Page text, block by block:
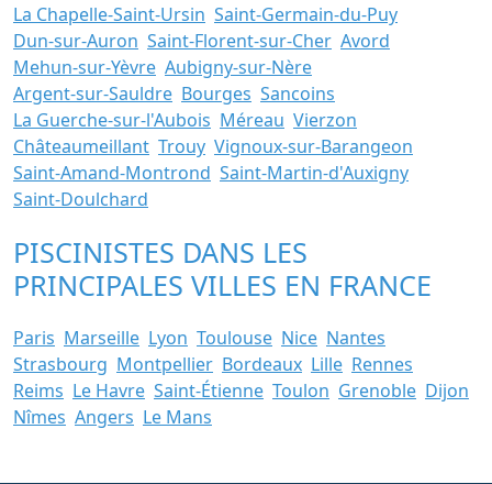
La Chapelle-Saint-Ursin Saint-Germain-du-Puy
Dun-sur-Auron Saint-Florent-sur-Cher Avord
Mehun-sur-Yèvre Aubigny-sur-Nère
Argent-sur-Sauldre Bourges Sancoins
La Guerche-sur-l'Aubois Méreau Vierzon
Châteaumeillant Trouy Vignoux-sur-Barangeon
Saint-Amand-Montrond Saint-Martin-d'Auxigny
Saint-Doulchard
PISCINISTES DANS LES
PRINCIPALES VILLES EN FRANCE
Paris Marseille Lyon Toulouse Nice Nantes
Strasbourg Montpellier Bordeaux Lille Rennes
Reims Le Havre Saint-Étienne Toulon Grenoble Dijon
Nîmes Angers Le Mans